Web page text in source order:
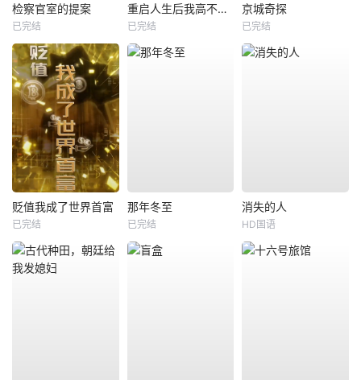
检察官室的提案
已完结
重启人生后我高不可攀
已完结
京城奇探
已完结
贬值我成了世界首富
已完结
那年冬至
已完结
消失的人
HD国语